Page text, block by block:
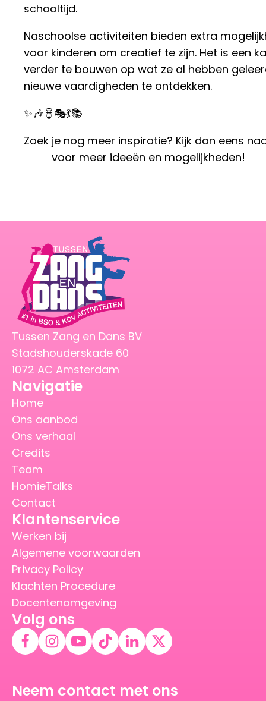
schooltijd.
Naschoolse activiteiten bieden extra
voor kinderen om creatief te zijn. Het is een
verder te bouwen op wat ze al hebben
nieuwe vaardigheden te ontdekken.
✨🎶🪘🎭💃📚
Zoek je nog meer inspiratie? Kijk dan eens
voor meer ideeën en mogelijkheden!
Tussen Zang en Dans BV
Stadshouderskade 60
1072 AC Amsterdam
Navigatie
Home
Ons aanbod
Ons verhaal
Credits
Team
HomieTalks
Contact
Klantenservice
Werken bij
Algemene voorwaarden
Privacy Policy
Klachten Procedure
Docentenomgeving
Volg ons
Neem contact met ons